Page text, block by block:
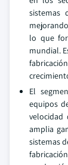
sistemas
lo que
mundial.
El
equipos
velocidad
amplia
sistemas